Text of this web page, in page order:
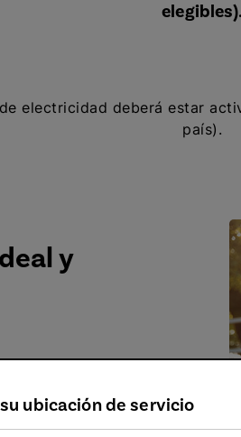
elegibles).
electricidad deberá estar
país).
y
referencia
ubicación de servicio